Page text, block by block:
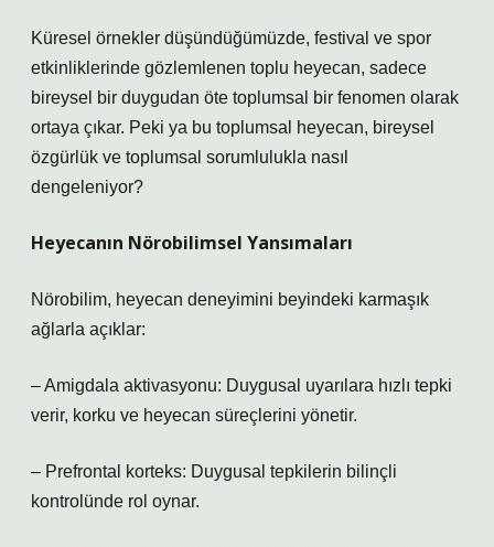
Küresel örnekler düşündüğümüzde, festival ve spor
etkinliklerinde gözlemlenen toplu heyecan, sadece
bireysel bir duygudan öte toplumsal bir fenomen olarak
ortaya çıkar. Peki ya bu toplumsal heyecan, bireysel
özgürlük ve toplumsal sorumlulukla nasıl
dengeleniyor?
Heyecanın Nörobilimsel Yansımaları
Nörobilim, heyecan deneyimini beyindeki karmaşık
ağlarla açıklar:
– Amigdala aktivasyonu: Duygusal uyarılara hızlı tepki
verir, korku ve heyecan süreçlerini yönetir.
– Prefrontal korteks: Duygusal tepkilerin bilinçli
kontrolünde rol oynar.